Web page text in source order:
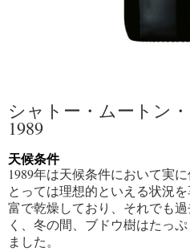
シャトー・ムートン
1989
天候条件
1989年は天候条件において実
とっては理想的といえる状況
富で乾燥しており、それでも
く、冬の間、ブドウ樹はたっ
ました。